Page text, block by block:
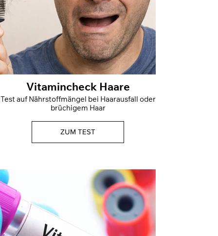
Vitamincheck Haare
Test auf Nährstoffmängel bei Haarausfall oder
brüchigem Haar
ZUM TEST